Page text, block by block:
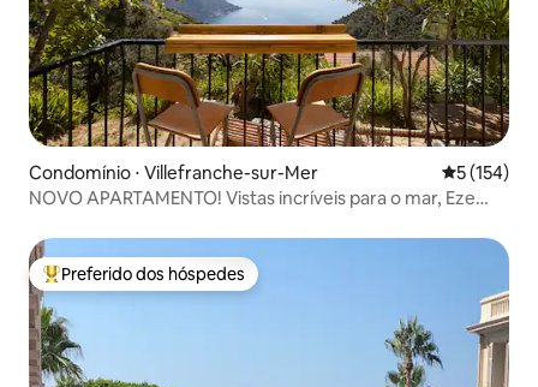
Condomínio ⋅ Villefranche-sur-Mer 5 de uma
5 (154)
NOVO APARTAMENTO! Vistas incríveis para o mar, Eze
Entre os melhores preferidos dos hóspedes
Preferido dos hóspedes